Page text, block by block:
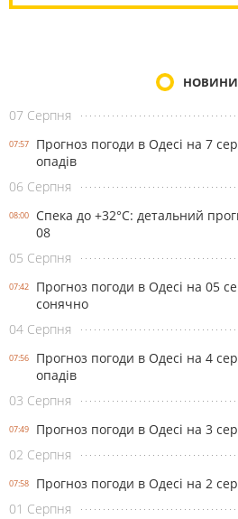
НОВИНИ
07 Серпня
07:57
Прогноз погоди в Одесі на 7
опадів
06 Серпня
08:00
Спека до +32°С: детальний
08
05 Серпня
07:42
Прогноз погоди в Одесі на 05
сонячно
04 Серпня
07:56
Прогноз погоди в Одесі на 4
опадів
03 Серпня
07:49
Прогноз погоди в Одесі на 3
02 Серпня
07:58
Прогноз погоди в Одесі на 2
01 Серпня